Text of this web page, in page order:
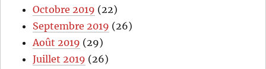
Octobre 2019 (22)
Septembre 2019 (26)
Août 2019 (29)
Juillet 2019 (26)